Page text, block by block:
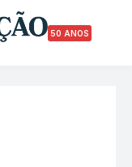
50 ANOS